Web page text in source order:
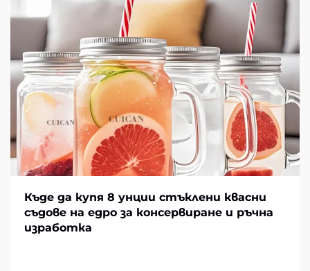
Къде да купя 8 унции стъклени квасни
съдове на едро за консервиране и ръчна
изработка